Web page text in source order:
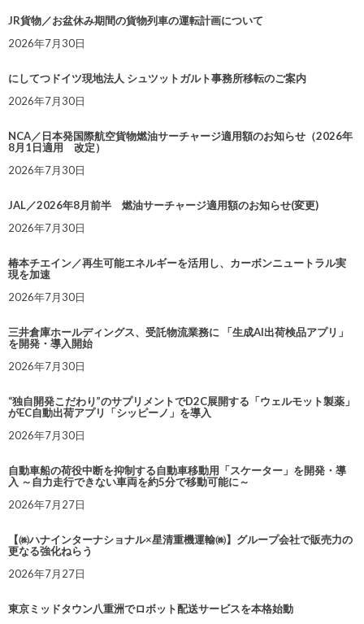
JR貨物／お盆休み期間の貨物列車の運転計画について
2026年7月30日
にしてつドイツ現地法人 シュツットガルト事務所移転のご案内
2026年7月30日
NCA／日本発国際航空貨物燃油サーチャージ適用額のお知らせ（2026年
8月1日適用 改定）
2026年7月30日
JAL／2026年8月前半 燃油サーチャージ適用額のお知らせ(変更)
2026年7月30日
椿本チエイン／再生可能エネルギーを活用し、カーボンニュートラル実
現を加速
2026年7月30日
三井倉庫ホールディングス、受託物流業務に 「生成AI出荷検品アプリ」
を開発・導入開始
2026年7月30日
“独自開発こだわり”のサプリメントでD2C展開する「ウェルモット製薬」
がEC自動出荷アプリ「シッピーノ」を導入
2026年7月30日
自動車船の荷役中断を抑制する自動車移動用「スケーター」を開発・導
入 ～自力走行できない車両を約5分で移動可能に～
2026年7月27日
【㈱ハナインターナショナル×星清重機運輸㈱】グループ会社で販売力の
更なる強化ねらう
2026年7月27日
東京ミッドタウン八重洲でロボット配送サービスを本格始動